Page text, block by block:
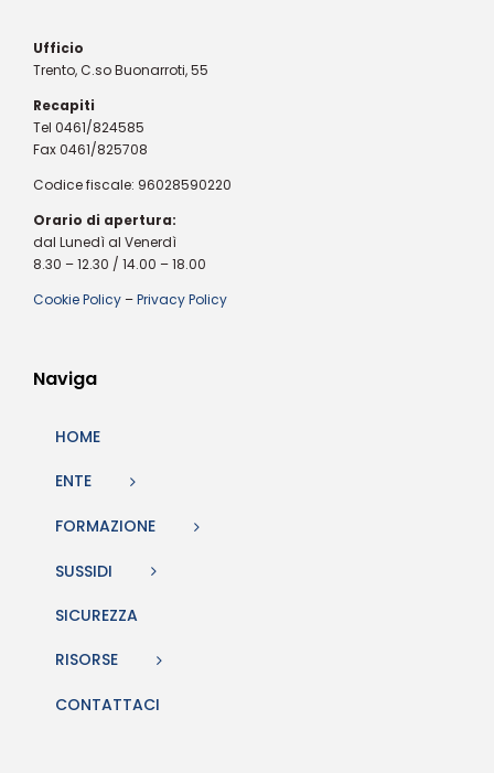
Ufficio
Trento, C.so Buonarroti, 55
Recapiti
Tel 0461/824585
Fax 0461/825708
Codice fiscale: 96028590220
Orario di apertura:
dal Lunedì al Venerdì
8.30 – 12.30 / 14.00 – 18.00
Cookie Policy –Privacy Policy
Naviga
HOME
ENTE
FORMAZIONE
SUSSIDI
SICUREZZA
RISORSE
CONTATTACI